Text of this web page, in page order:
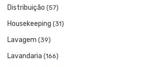
Distribuição (57)
Housekeeping (31)
Lavagem (39)
Lavandaria (166)